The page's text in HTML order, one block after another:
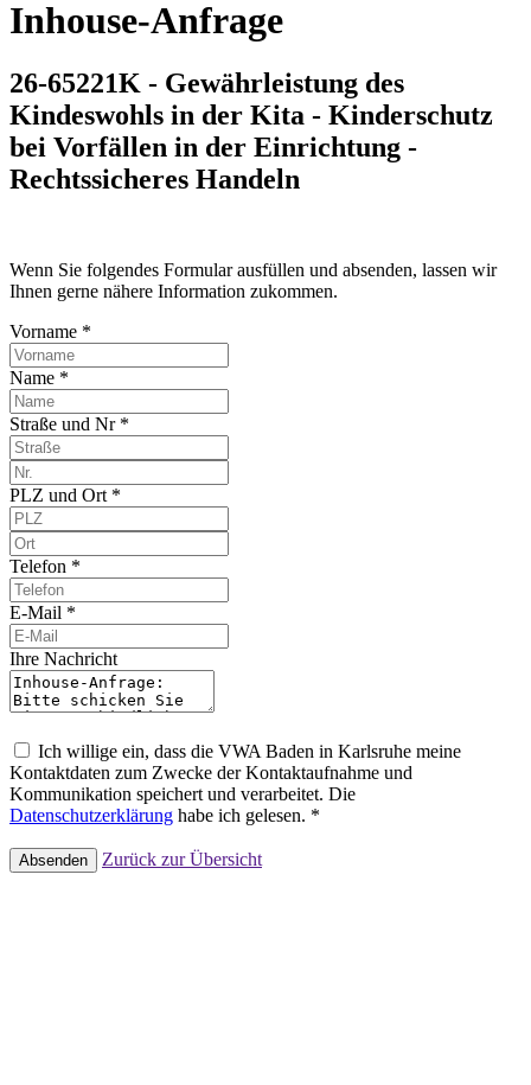
Inhouse-Anfrage
26-65221K - Gewährleistung des
Kindeswohls in der Kita - Kinderschutz
bei Vorfällen in der Einrichtung -
Rechtssicheres Handeln
Wenn Sie folgendes Formular ausfüllen und absenden, lassen wir
Ihnen gerne nähere Information zukommen.
Vorname *
Name *
Straße und Nr *
PLZ und Ort *
Telefon *
E-Mail *
Ihre Nachricht
Ich willige ein, dass die VWA Baden in Karlsruhe meine
Kontaktdaten zum Zwecke der Kontaktaufnahme und
Kommunikation speichert und verarbeitet. Die
Datenschutzerklärung habe ich gelesen. *
Absenden Zurück zur Übersicht